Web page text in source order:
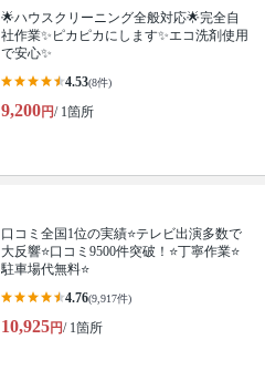
🌟ハウスクリーニング全般対応🌟完全自
社作業✨️ピカピカにします✨️エコ洗剤使用
で安心✨
4.53(8件)
9,200円/ 1箇所
口コミ全国1位の実績⭐テレビ出演多数で
大反響⭐口コミ9500件突破！⭐丁寧作業⭐
駐車場代無料⭐
4.76(9,917件)
10,925円/ 1箇所